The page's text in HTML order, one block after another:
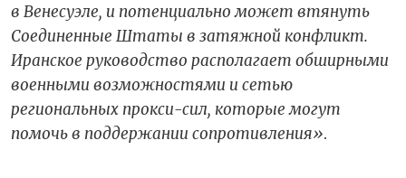
в Венесуэле, и потенциально может втянуть
Соединенные Штаты в затяжной конфликт.
Иранское руководство располагает обширными
военными возможностями и сетью
региональных прокси-сил, которые могут
помочь в поддержании сопротивления».